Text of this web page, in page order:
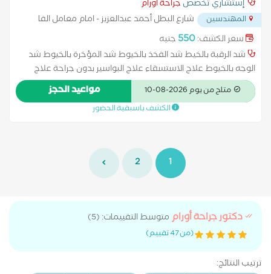
إستشاري تخصص جراحة أورام
المهندسين
شارع البطل أحمد عبدالعزيز - امام معامل الفا
سعر الكشف:550 جنيه
شد الرقبة بالخيط شد الفخذ بالخيوط شد المؤخرة بالخيوط شد
الوجه بالخيوط علاج الاستسقاء علاج البواسير بدون جراحة علاج
الكيس الدهني عملية استئصال الرحم بالمنظار عملية الغدة الدرقية
عملية الفتاق عملية اللوز عملية المرارة بالمنظار عملية الناسور
عملية تحويل مسار المعدة عملية دوالي الخصية عملية شد البطن
متاح من يوم 2026-08-10 مواعيد الحجز
الكشف باسبقية الحضور
1
2
دكتور جراحة أورام متوسط التقييمات: (5)
(من 47 تقييم)
ترتيب النتائج: